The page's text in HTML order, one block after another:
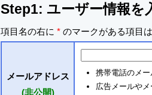
Step1: ユーザー情報を
項目名の右に * のマークがある項目
メールアドレス
(非公開)
携帯電話のメ
広告メールや